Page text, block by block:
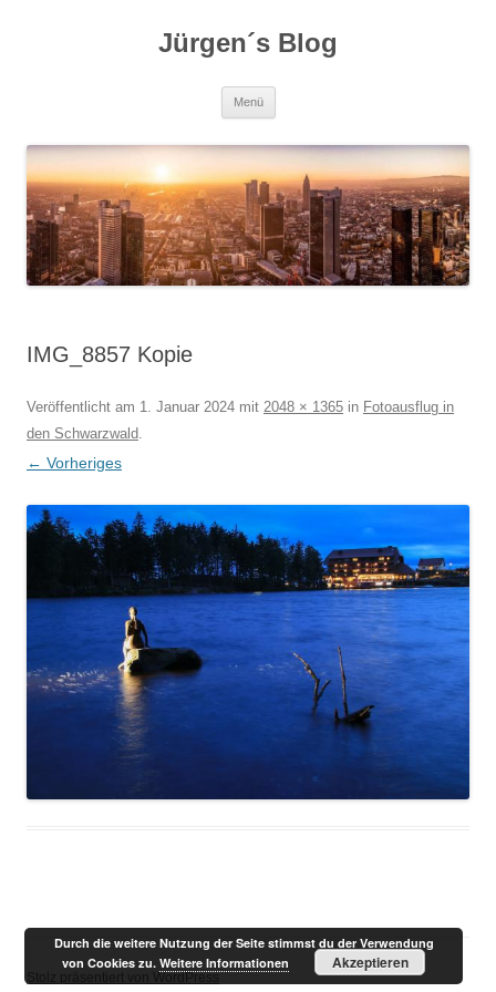
Jürgen´s Blog
Menü
IMG_8857 Kopie
Veröffentlicht am 1. Januar 2024 mit 2048 × 1365 in Fotoausflug in
den Schwarzwald
← Vorheriges
Durch die weitere Nutzung der Seite stimmst du der Verwendung
von Cookies zu.Weitere Informationen Akzeptieren